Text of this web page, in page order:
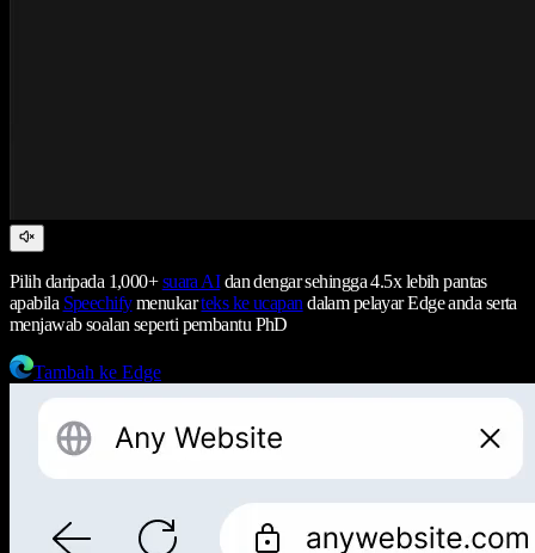
Pilih daripada 1,000+suara AIdan dengar sehingga 4.5x lebih pantas
apabila Speechifymenukarteks ke ucapan dalam pelayar Edge anda serta
menjawab soalan seperti pembantu PhD
Tambah ke Edge